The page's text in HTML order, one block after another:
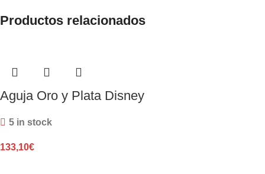
Productos relacionados
Aguja Oro y Plata Disney
5 in stock
133,10€